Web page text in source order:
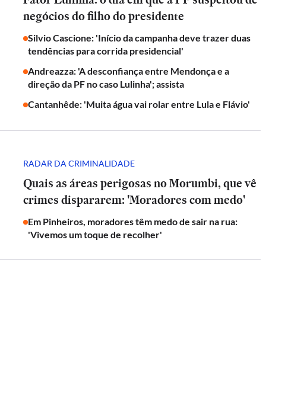
negócios do filho do presidente
Silvio Cascione: 'Início da campanha deve trazer duas
tendências para corrida presidencial'
Andreazza: 'A desconfiança entre Mendonça e a
direção da PF no caso Lulinha'; assista
Cantanhêde: 'Muita água vai rolar entre Lula e Flávio'
RADAR DA CRIMINALIDADE
Quais as áreas perigosas no Morumbi, que vê
crimes dispararem: 'Moradores com medo'
Em Pinheiros, moradores têm medo de sair na rua:
'Vivemos um toque de recolher'